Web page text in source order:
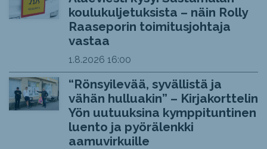
koulukuljetuksista – näin Rolly
Raaseporin toimitusjohtaja
vastaa
1.8.2026 16:00
“Rönsyilevää, syvällistä ja
vähän hulluakin” – Kirjakorttelin
Yön uutuuksina kymppituntinen
luento ja pyörälenkki
aamuvirkuille